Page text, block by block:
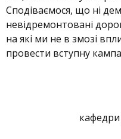
Сподіваємося, що ні
невідремонтовані
на які ми не в змозі
провести вступну
кафедри